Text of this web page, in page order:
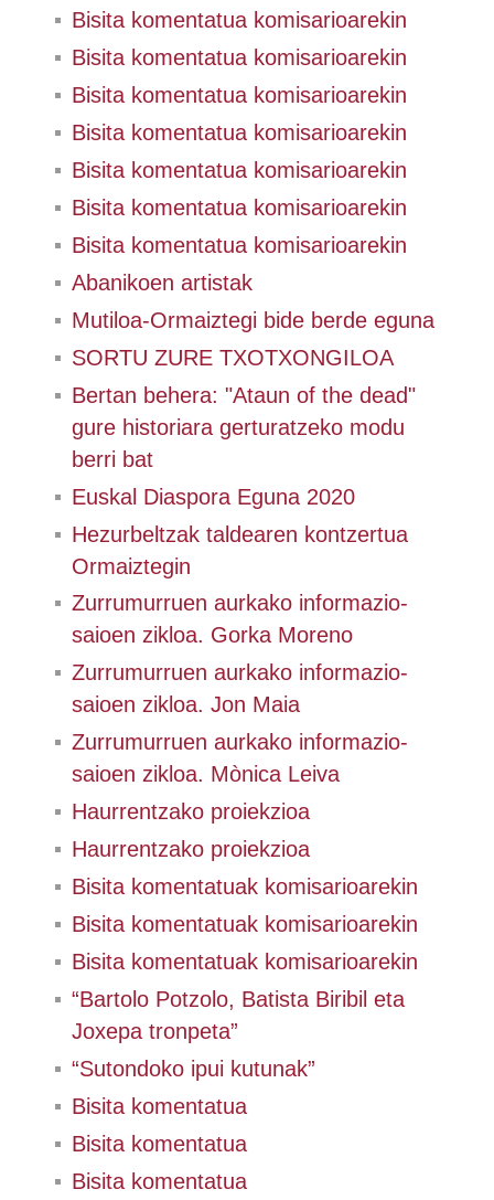
Bisita komentatua komisarioarekin
Bisita komentatua komisarioarekin
Bisita komentatua komisarioarekin
Bisita komentatua komisarioarekin
Bisita komentatua komisarioarekin
Bisita komentatua komisarioarekin
Bisita komentatua komisarioarekin
Abanikoen artistak
Mutiloa-Ormaiztegi bide berde eguna
SORTU ZURE TXOTXONGILOA
Bertan behera: "Ataun of the dead"
gure historiara gerturatzeko modu
berri bat
Euskal Diaspora Eguna 2020
Hezurbeltzak taldearen kontzertua
Ormaiztegin
Zurrumurruen aurkako informazio-
saioen zikloa. Gorka Moreno
Zurrumurruen aurkako informazio-
saioen zikloa. Jon Maia
Zurrumurruen aurkako informazio-
saioen zikloa. Mònica Leiva
Haurrentzako proiekzioa
Haurrentzako proiekzioa
Bisita komentatuak komisarioarekin
Bisita komentatuak komisarioarekin
Bisita komentatuak komisarioarekin
“Bartolo Potzolo, Batista Biribil eta
Joxepa tronpeta”
“Sutondoko ipui kutunak”
Bisita komentatua
Bisita komentatua
Bisita komentatua